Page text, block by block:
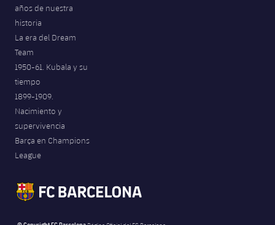
años de nuestra
historia
La era del Dream
Team
1950-61. Kubala y su
tiempo
1899-1909.
Nacimiento y
supervivencia
Barça en Champions
League